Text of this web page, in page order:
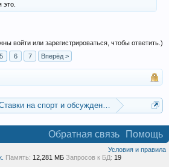
это.
войти или зарегистрироваться, чтобы ответить.)
5 6 7 Вперёд >
на спорт и обсуждение спортивных
Обратная связь Помощь
Условия и правила
Память: 12,281 МБ Запросов к БД: 19